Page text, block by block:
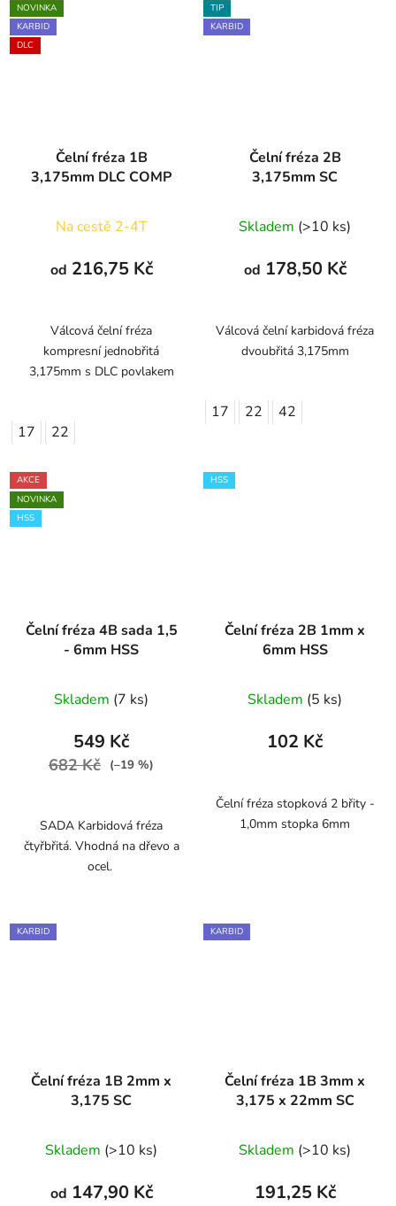
NOVINKA
KARBID
DLC
Čelní fréza 1B
3,175mm DLC COMP
Na cestě 2-4T
od 216,75 Kč
Válcová čelní fréza
kompresní jednobřitá
3,175mm s DLC povlakem
17 22
TIP
KARBID
Čelní fréza 2B
3,175mm SC
Skladem (>10 ks)
od 178,50 Kč
Válcová čelní karbidová fréza
dvoubřitá 3,175mm
17 22 42
AKCE
NOVINKA
HSS
Čelní fréza 4B sada 1,5
- 6mm HSS
Skladem (7 ks)
549 Kč
682 Kč (–19 %)
SADA Karbidová fréza
čtyřbřitá. Vhodná na dřevo a
ocel.
HSS
Čelní fréza 2B 1mm x
6mm HSS
Skladem (5 ks)
102 Kč
Čelní fréza stopková 2 břity -
1,0mm stopka 6mm
KARBID
Čelní fréza 1B 2mm x
3,175 SC
Skladem (>10 ks)
od 147,90 Kč
KARBID
Čelní fréza 1B 3mm x
3,175 x 22mm SC
Skladem (>10 ks)
191,25 Kč